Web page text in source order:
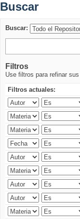
Buscar
Buscar:
Filtros
Use filtros para refinar
Filtros actuales: